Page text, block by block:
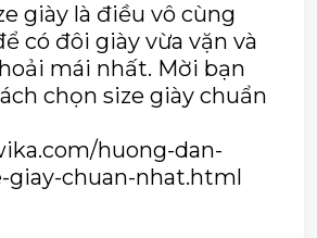
giày là điều vô cùng
có đôi giày vừa vặn và
mái nhất. Mời bạn
chọn size giày chuẩn
huong-dan-
giay-chuan-nhat.html